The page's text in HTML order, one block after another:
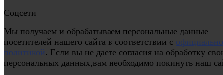
Соцсети
Мы получаем и обрабатываем персональные данные
посетителей нашего сайта в соответствии с
политикой. Если вы не даете согласия на обработку
персональных данных,вам необходимо покинуть наш